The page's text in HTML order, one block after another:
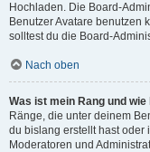
Hochladen. Die Board-
Benutzer Avatare benutzen
solltest du die Board-
Nach oben
Was ist mein Rang und
Ränge, die unter deinem
du bislang erstellt hast oder
Moderatoren und